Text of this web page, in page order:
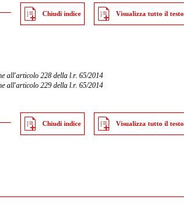
Chiudi indice Visualizza tutto il testo
all'articolo 228 della l.r. 65/2014
all'articolo 229 della l.r. 65/2014
Chiudi indice Visualizza tutto il testo